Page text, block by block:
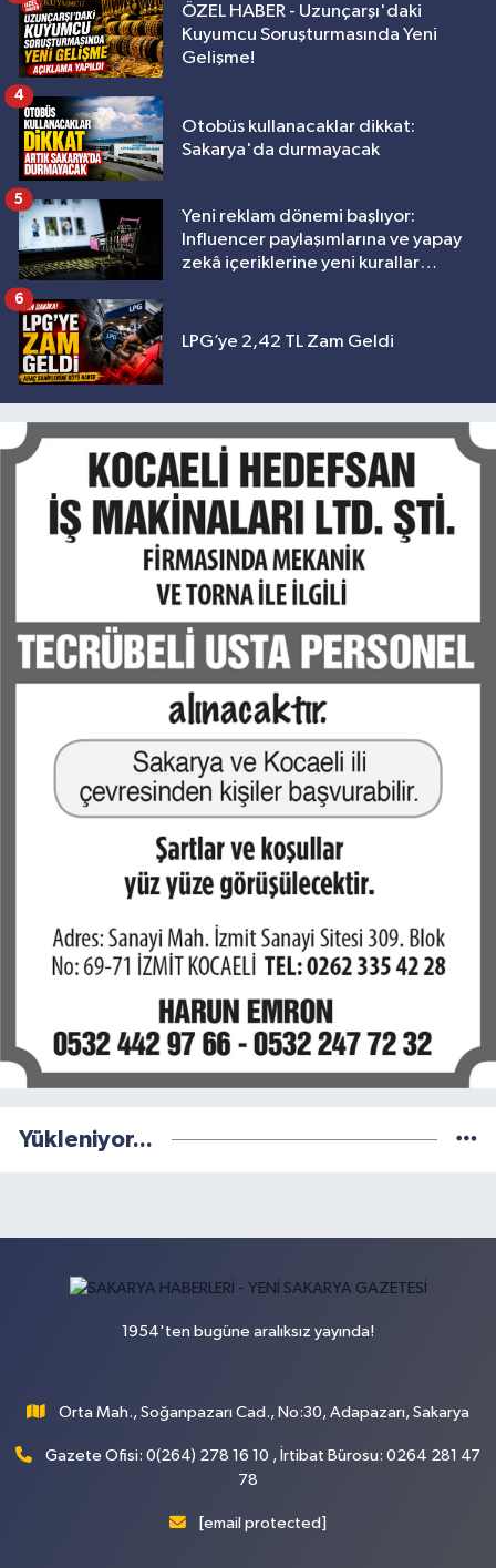
ÖZEL HABER - Uzunçarşı'daki
Kuyumcu Soruşturmasında Yeni
Gelişme!
Otobüs kullanacaklar dikkat:
Sakarya'da durmayacak
4
Yeni reklam dönemi başlıyor:
Influencer paylaşımlarına ve yapay
zekâ içeriklerine yeni kurallar
5
LPG’ye 2,42 TL Zam Geldi
6
Yükleniyor...
1954'ten bugüne aralıksız yayında!
Orta Mah., Soğanpazarı Cad., No:30, Adapazarı, Sakarya
Gazete Ofisi: 0(264) 278 16 10 , İrtibat Bürosu: 0264 281 47
78
[email protected]